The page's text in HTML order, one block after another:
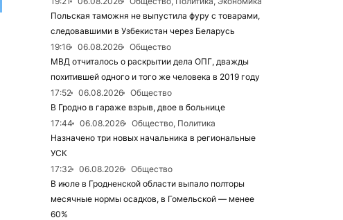
Польская таможня не выпустила фуру с товарами,
следовавшими в Узбекистан через Беларусь
19:16
06.08.2026
Общество
МВД отчиталось о раскрытии дела ОПГ, дважды
похитившей одного и того же человека в 2019 году
17:52
06.08.2026
Общество
В Гродно в гараже взрыв, двое в больнице
17:44
06.08.2026
Общество, Политика
Назначено три новых начальника в региональные
УСК
17:32
06.08.2026
Общество
В июле в Гродненской области выпало полторы
месячные нормы осадков, в Гомельской — менее
60%